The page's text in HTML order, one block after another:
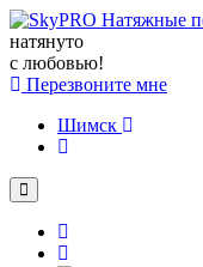
натянуто
с любовью!
Перезвоните мне
Шимск